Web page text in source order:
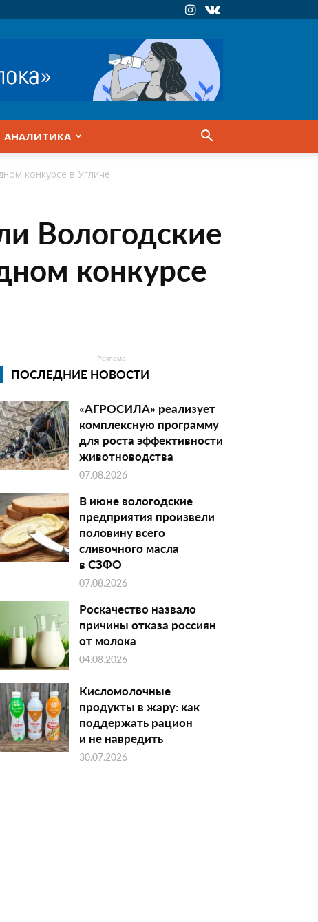
АНАЛИТИКА
конкурсе в Угличе
Вологодские
конкурсе
- Реклама -
ПОСЛЕДНИЕ НОВОСТИ
«АГРОСИЛА» реализует
комплексную программу
для роста эффективности
животноводства
07.08.2026
В июне вологодские
предприятия произвели
половину всего
сливочного масла
в СЗФО
07.08.2026
Роскачество назвало
причины отказа россиян
от молока
04.08.2026
Кисломолочные
продукты в жару: как
поддержать рацион
и не навредить
30.07.2026